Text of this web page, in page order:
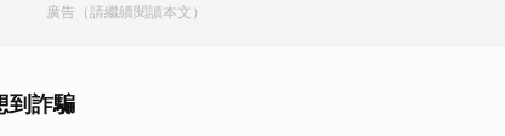
廣告（請繼續閱讀本文）
到詐騙